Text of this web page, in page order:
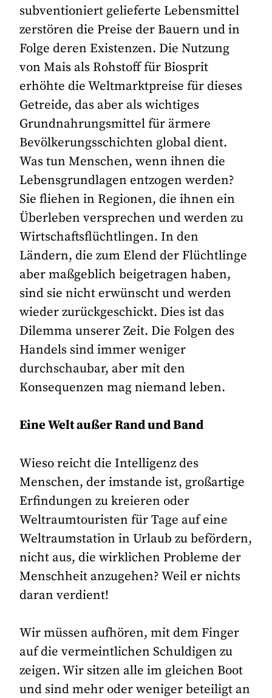
subventioniert gelieferte Lebensmittel
zerstören die Preise der Bauern und in
Folge deren Existenzen. Die Nutzung
von Mais als Rohstoff für Biosprit
erhöhte die Weltmarktpreise für dieses
Getreide, das aber als wichtiges
Grundnahrungsmittel für ärmere
Bevölkerungsschichten global dient.
Was tun Menschen, wenn ihnen die
Lebensgrundlagen entzogen werden?
Sie fliehen in Regionen, die ihnen ein
Überleben versprechen und werden zu
Wirtschaftsflüchtlingen. In den
Ländern, die zum Elend der Flüchtlinge
aber maßgeblich beigetragen haben,
sind sie nicht erwünscht und werden
wieder zurückgeschickt. Dies ist das
Dilemma unserer Zeit. Die Folgen des
Handels sind immer weniger
durchschaubar, aber mit den
Konsequenzen mag niemand leben.
Eine Welt außer Rand und Band
Wieso reicht die Intelligenz des
Menschen, der imstande ist, großartige
Erfindungen zu kreieren oder
Weltraumtouristen für Tage auf eine
Weltraumstation in Urlaub zu befördern,
nicht aus, die wirklichen Probleme der
Menschheit anzugehen? Weil er nichts
daran verdient!
Wir müssen aufhören, mit dem Finger
auf die vermeintlichen Schuldigen zu
zeigen. Wir sitzen alle im gleichen Boot
und sind mehr oder weniger beteiligt an